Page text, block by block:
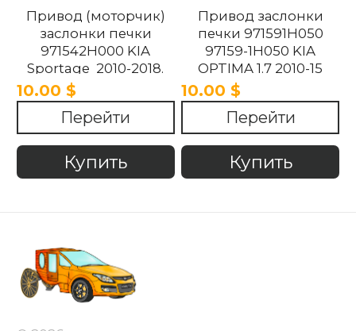
Привод (моторчик)
заслонки печки
971542H000 KIA
Sportage 2010-2018.
10.00 $
Перейти
Купить
Привод заслонки
печки 971591H050
97159-1H050 KIA
OPTIMA 1.7 2010-15
10.00 $
Перейти
Купить